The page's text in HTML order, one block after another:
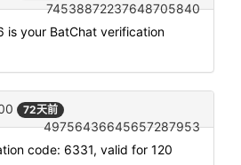
74538872237648705840
is your BatChat verification
72天前
49756436645657287953
code: 6331, valid for 120